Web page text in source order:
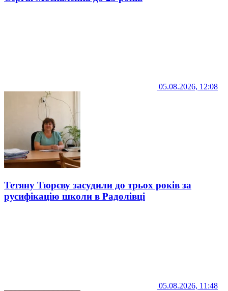
05.08.2026, 12:08
Тетяну Тюрєву засудили до трьох років за
русифікацію школи в Радолівці
05.08.2026, 11:48